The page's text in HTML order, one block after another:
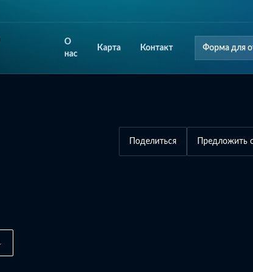
О
нас
Карта Контакт Форма для
Поделиться Предложить